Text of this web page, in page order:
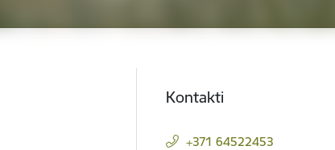
Kontakti
+371 64522453